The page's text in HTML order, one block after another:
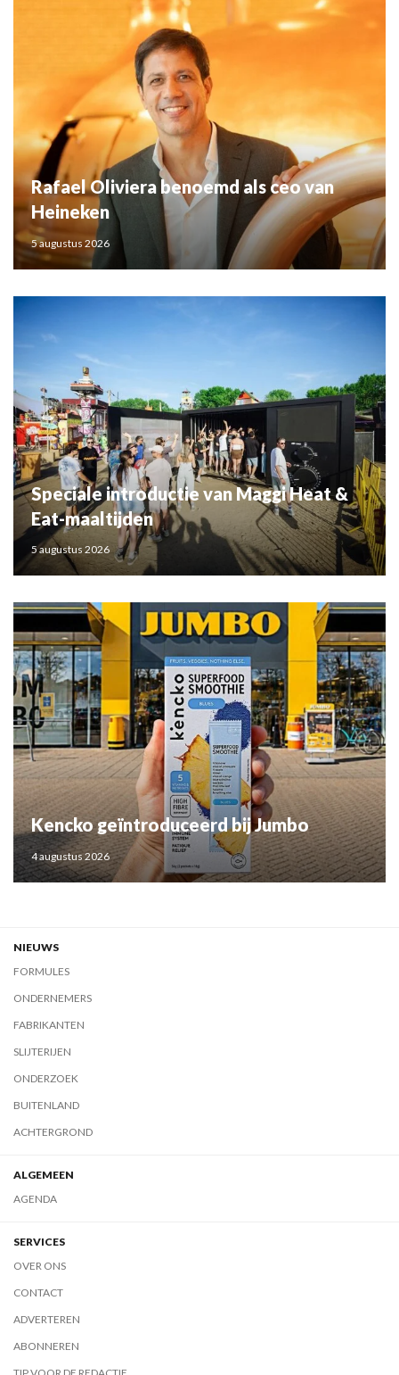
Rafael Oliviera benoemd als ceo van
Heineken
5 augustus 2026
Speciale introductie van Maggi Heat &
Eat-maaltijden
5 augustus 2026
Kencko geïntroduceerd bij Jumbo
4 augustus 2026
NIEUWS
FORMULES
ONDERNEMERS
FABRIKANTEN
SLIJTERIJEN
ONDERZOEK
BUITENLAND
ACHTERGROND
ALGEMEEN
AGENDA
SERVICES
OVER ONS
CONTACT
ADVERTEREN
ABONNEREN
TIP VOOR DE REDACTIE